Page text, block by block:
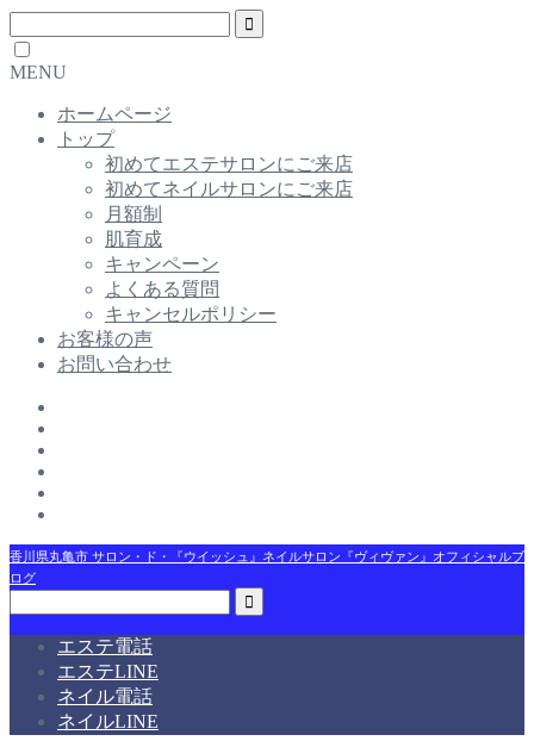
MENU
ホームページ
トップ
初めてエステサロンにご来店
初めてネイルサロンにご来店
月額制
肌育成
キャンペーン
よくある質問
キャンセルポリシー
お客様の声
お問い合わせ
香川県丸亀市 サロン・ド・『ウイッシュ』ネイルサロン『ヴィヴァン』オフィシャルブ
ログ
エステ電話
エステLINE
ネイル電話
ネイルLINE